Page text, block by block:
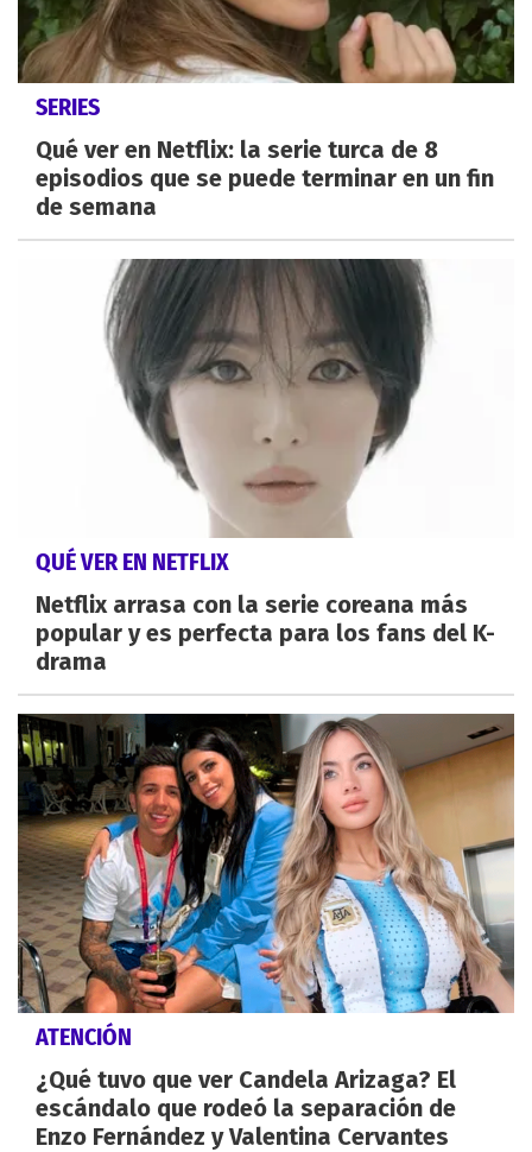
SERIES
Qué ver en Netflix: la serie turca de 8
episodios que se puede terminar en un fin
de semana
QUÉ VER EN NETFLIX
Netflix arrasa con la serie coreana más
popular y es perfecta para los fans del K-
drama
ATENCIÓN
¿Qué tuvo que ver Candela Arizaga? El
escándalo que rodeó la separación de
Enzo Fernández y Valentina Cervantes